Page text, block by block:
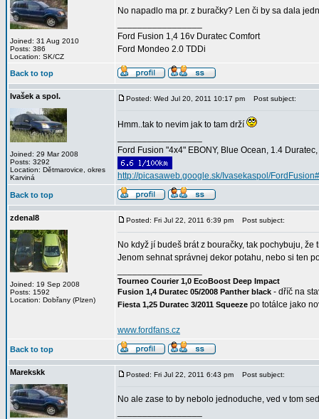
Joined: 31 Aug 2010
Posts: 386
Location: SK/CZ
No napadlo ma pr. z buračky? Len či by sa dala
Ford Fusion 1,4 16v Duratec Comfort
Ford Mondeo 2.0 TDDi
Back to top
Ivašek a spol.
Joined: 29 Mar 2008
Posts: 3292
Location: Dětmarovice, okres
Karviná
Posted: Wed Jul 20, 2011 10:17 pm Post subject:
Hmm..tak to nevim jak to tam drží
Ford Fusion "4x4" EBONY, Blue Ocean, 1.4
http://picasaweb.google.sk/Ivasekaspol/FordFusion#
Back to top
zdenal8
Joined: 19 Sep 2008
Posts: 1592
Location: Dobřany (Plzen)
Posted: Fri Jul 22, 2011 6:39 pm Post subject:
No když jí budeš brát z bouračky, tak pochybuju,
Jenom sehnat správnej dekor potahu, nebo si ten
Tourneo Courier 1,0 EcoBoost Deep Impact
Fusion 1,4 Duratec 05/2008 Panther black - dříč na
Fiesta 1,25 Duratec 3/2011 Squeeze po totálce jako
www.fordfans.cz
Back to top
Marekskk Posted: Fri Jul 22, 2011 6:43 pm Post subject:
No ale zase to by nebolo jednoduche, ved v tom